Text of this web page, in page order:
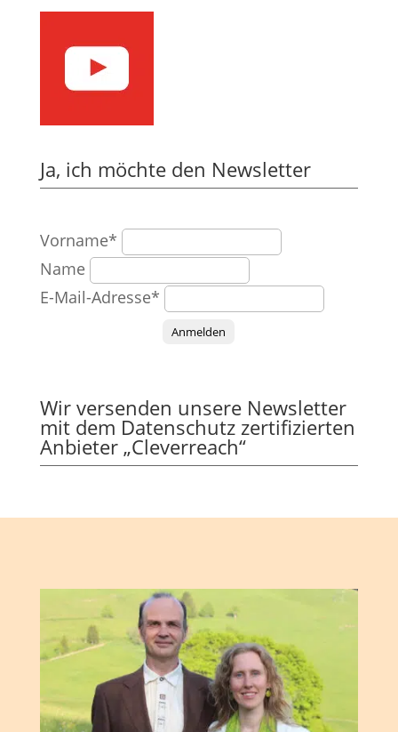
Ja, ich möchte den Newsletter
Vorname*
Name
E-Mail-Adresse*
Anmelden
Wir versenden unsere Newsletter
mit dem Datenschutz zertifizierten
Anbieter „Cleverreach“